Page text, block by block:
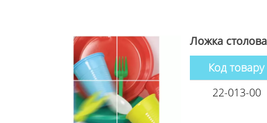
Ложка
Код товару
22-013-00